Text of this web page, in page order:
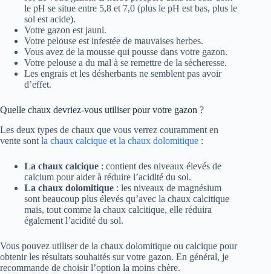
le pH se situe entre 5,8 et 7,0 (plus le pH est bas, plus le
sol est acide).
Votre gazon est jauni.
Votre pelouse est infestée de mauvaises herbes.
Vous avez de la mousse qui pousse dans votre gazon.
Votre pelouse a du mal à se remettre de la sécheresse.
Les engrais et les désherbants ne semblent pas avoir
d’effet.
Quelle chaux devriez-vous utiliser pour votre gazon ?
Les deux types de chaux que vous verrez couramment en
vente sont la chaux calcique et la chaux dolomitique :
La chaux calcique : contient des niveaux élevés de
calcium pour aider à réduire l’acidité du sol.
La chaux dolomitique : les niveaux de magnésium
sont beaucoup plus élevés qu’avec la chaux calcitique
mais, tout comme la chaux calcitique, elle réduira
également l’acidité du sol.
Vous pouvez utiliser de la chaux dolomitique ou calcique pour
obtenir les résultats souhaités sur votre gazon. En général, je
recommande de choisir l’option la moins chère.